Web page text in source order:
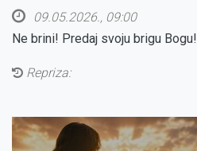
09.05.2026., 09:00
Ne brini! Predaj svoju brigu Bogu!
Repriza: